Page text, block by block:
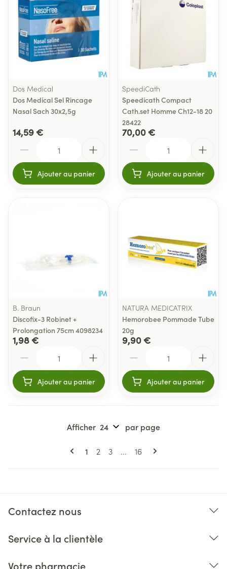
Dos Medical
Dos Medical Sel Rincage
Nasal Sach 30x2,5g
14,59 €
Ajouter au panier
SpeediCath
Speedicath Compact
Cath.set Homme Ch12-18 20
28422
70,00 €
Ajouter au panier
B. Braun
Discofix-3 Robinet +
Prolongation 75cm 4098234
1,98 €
Ajouter au panier
NATURA MEDICATRIX
Hemorobee Pommade Tube
20g
9,90 €
Ajouter au panier
Pages
Vous lisez actuellement la page
1 Page
2 Page
3 ... Page
16
Afficher par page
Contactez nous
Service à la clientèle
Votre pharmacie